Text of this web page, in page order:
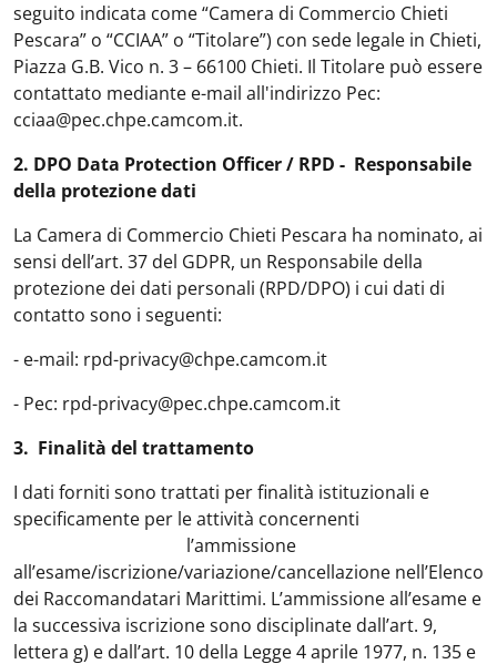
seguito indicata come “Camera di Commercio Chieti
Pescara” o “CCIAA” o “Titolare”) con sede legale in Chieti,
Piazza G.B. Vico n. 3 – 66100 Chieti. Il Titolare può essere
contattato mediante e-mail all'indirizzo Pec:
cciaa@pec.chpe.camcom.it.
2. DPO Data Protection Officer / RPD - Responsabile
della protezione dati
La Camera di Commercio Chieti Pescara ha nominato, ai
sensi dell’art. 37 del GDPR, un Responsabile della
protezione dei dati personali (RPD/DPO) i cui dati di
contatto sono i seguenti:
- e-mail: rpd-privacy@chpe.camcom.it
- Pec: rpd-privacy@pec.chpe.camcom.it
3. Finalità del trattamento
I dati forniti sono trattati per finalità istituzionali e
specificamente per le attività concernenti
l’ammissione
all’esame/iscrizione/variazione/cancellazione nell’Elenco
dei Raccomandatari Marittimi. L’ammissione all’esame e
la successiva iscrizione sono disciplinate dall’art. 9,
lettera g) e dall’art. 10 della Legge 4 aprile 1977, n. 135 e